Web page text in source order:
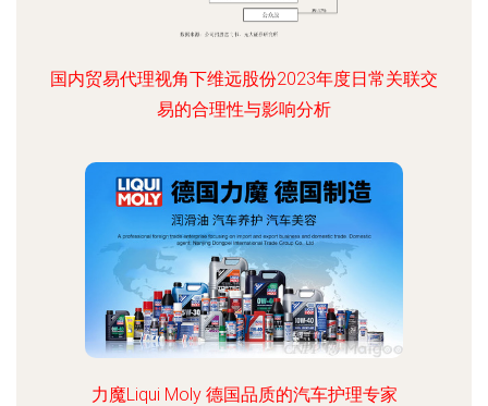
国内贸易代理视角下维远股份2023年度日常关联交
易的合理性与影响分析
力魔Liqui Moly 德国品质的汽车护理专家